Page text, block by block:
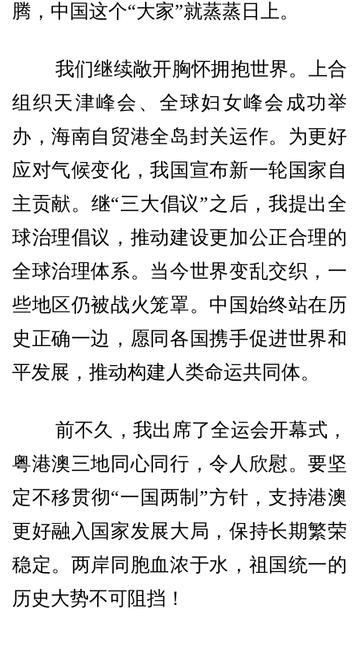
腾，中国这个“大家”就蒸蒸日上。
我们继续敞开胸怀拥抱世界。上合
组织天津峰会、全球妇女峰会成功举
办，海南自贸港全岛封关运作。为更好
应对气候变化，我国宣布新一轮国家自
主贡献。继“三大倡议”之后，我提出全
球治理倡议，推动建设更加公正合理的
全球治理体系。当今世界变乱交织，一
些地区仍被战火笼罩。中国始终站在历
史正确一边，愿同各国携手促进世界和
平发展，推动构建人类命运共同体。
前不久，我出席了全运会开幕式，
粤港澳三地同心同行，令人欣慰。要坚
定不移贯彻“一国两制”方针，支持港澳
更好融入国家发展大局，保持长期繁荣
稳定。两岸同胞血浓于水，祖国统一的
历史大势不可阻挡！